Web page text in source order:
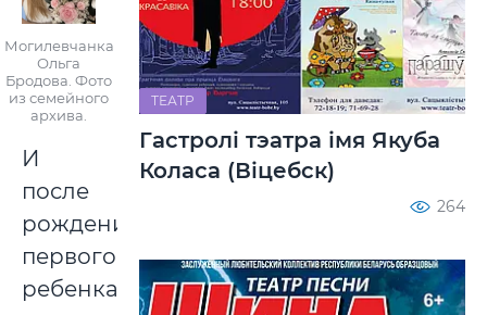
Могилевчанка
Ольга
Бродова. Фото
из семейного
архива.
И
после
рождения
первого
ребенка,
ТЕАТР
Гастролі тэатра імя Якуба
Коласа (Віцебск)
264